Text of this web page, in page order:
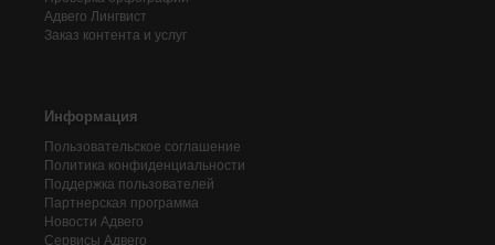
Адвего Лингвист
Заказ контента и услуг
Информация
Пользовательское соглашение
Политика конфиденциальности
Поддержка пользователей
Партнерская программа
Новости Адвего
Сервисы Адвего